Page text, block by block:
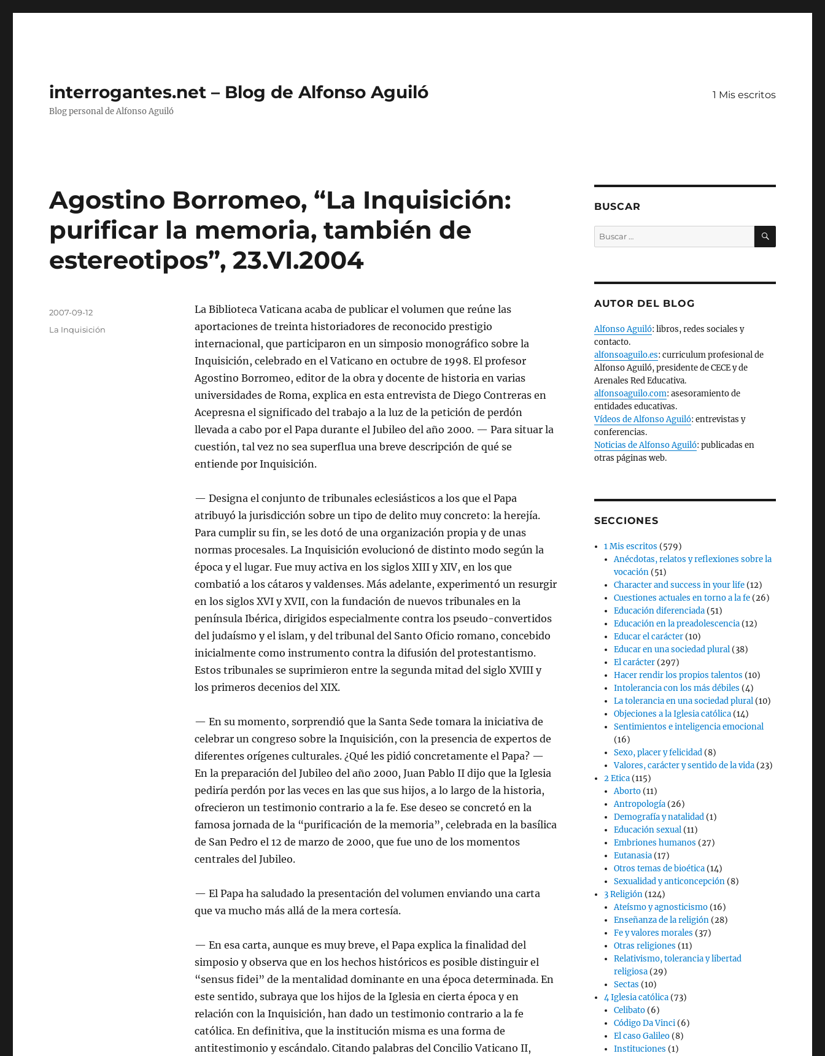
interrogantes.net – Blog de Alfonso Aguiló
Blog personal de Alfonso Aguiló
1 Mis escritos
Agostino Borromeo, “La Inquisición:
purificar la memoria, también de
estereotipos”, 23.VI.2004
La Biblioteca Vaticana acaba de publicar el volumen que reúne las
aportaciones de treinta historiadores de reconocido prestigio
internacional, que participaron en un simposio monográfico sobre la
Inquisición, celebrado en el Vaticano en octubre de 1998. El profesor
Agostino Borromeo, editor de la obra y docente de historia en varias
universidades de Roma, explica en esta entrevista de Diego Contreras en
Acepresna el significado del trabajo a la luz de la petición de perdón
llevada a cabo por el Papa durante el Jubileo del año 2000. — Para situar la
cuestión, tal vez no sea superflua una breve descripción de qué se
entiende por Inquisición.
— Designa el conjunto de tribunales eclesiásticos a los que el Papa
atribuyó la jurisdicción sobre un tipo de delito muy concreto: la herejía.
Para cumplir su fin, se les dotó de una organización propia y de unas
normas procesales. La Inquisición evolucionó de distinto modo según la
época y el lugar. Fue muy activa en los siglos XIII y XIV, en los que
combatió a los cátaros y valdenses. Más adelante, experimentó un resurgir
en los siglos XVI y XVII, con la fundación de nuevos tribunales en la
península Ibérica, dirigidos especialmente contra los pseudo-convertidos
del judaísmo y el islam, y del tribunal del Santo Oficio romano, concebido
inicialmente como instrumento contra la difusión del protestantismo.
Estos tribunales se suprimieron entre la segunda mitad del siglo XVIII y
los primeros decenios del XIX.
— En su momento, sorprendió que la Santa Sede tomara la iniciativa de
celebrar un congreso sobre la Inquisición, con la presencia de expertos de
diferentes orígenes culturales. ¿Qué les pidió concretamente el Papa? —
En la preparación del Jubileo del año 2000, Juan Pablo II dijo que la Iglesia
pediría perdón por las veces en las que sus hijos, a lo largo de la historia,
ofrecieron un testimonio contrario a la fe. Ese deseo se concretó en la
famosa jornada de la “purificación de la memoria”, celebrada en la basílica
de San Pedro el 12 de marzo de 2000, que fue uno de los momentos
centrales del Jubileo.
— El Papa ha saludado la presentación del volumen enviando una carta
que va mucho más allá de la mera cortesía.
— En esa carta, aunque es muy breve, el Papa explica la finalidad del
simposio y observa que en los hechos históricos es posible distinguir el
“sensus fidei” de la mentalidad dominante en una época determinada. En
este sentido, subraya que los hijos de la Iglesia en cierta época y en
relación con la Inquisición, han dado un testimonio contrario a la fe
católica. En definitiva, que la institución misma es una forma de
antitestimonio y escándalo. Citando palabras del Concilio Vaticano II,
Publicado
2007-09-12
Categorías
La Inquisición
BUSCAR
Buscar
por:
BUSCAR
AUTOR DEL BLOG
Alfonso Aguiló: libros, redes sociales y
contacto.
alfonsoaguilo.es: curriculum profesional de
Alfonso Aguiló, presidente de CECE y de
Arenales Red Educativa.
alfonsoaguilo.com: asesoramiento de
entidades educativas.
Vídeos de Alfonso Aguiló: entrevistas y
conferencias.
Noticias de Alfonso Aguiló: publicadas en
otras páginas web.
SECCIONES
1 Mis escritos (579)
Anécdotas, relatos y reflexiones sobre la
vocación (51)
Character and success in your life (12)
Cuestiones actuales en torno a la fe (26)
Educación diferenciada (51)
Educación en la preadolescencia (12)
Educar el carácter (10)
Educar en una sociedad plural (38)
El carácter (297)
Hacer rendir los propios talentos (10)
Intolerancia con los más débiles (4)
La tolerancia en una sociedad plural (10)
Objeciones a la Iglesia católica (14)
Sentimientos e inteligencia emocional
(16)
Sexo, placer y felicidad (8)
Valores, carácter y sentido de la vida (23)
2 Etica (115)
Aborto (11)
Antropología (26)
Demografía y natalidad (1)
Educación sexual (11)
Embriones humanos (27)
Eutanasia (17)
Otros temas de bioética (14)
Sexualidad y anticoncepción (8)
3 Religión (124)
Ateísmo y agnosticismo (16)
Enseñanza de la religión (28)
Fe y valores morales (37)
Otras religiones (11)
Relativismo, tolerancia y libertad
religiosa (29)
Sectas (10)
4 Iglesia católica (73)
Celibato (6)
Código Da Vinci (6)
El caso Galileo (8)
Instituciones (1)